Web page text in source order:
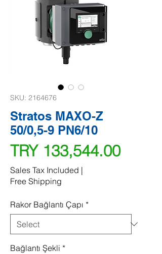
SKU: 2164676
Stratos MAXO-Z
50/0,5-9 PN6/10
TRY 133,544.00Price
Sales Tax Included |
Free Shipping
Rakor Bağlantı Çapı *
Bağlantı Şekli *